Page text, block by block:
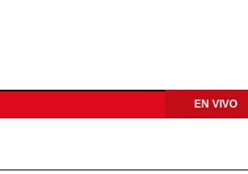
EN VIVO